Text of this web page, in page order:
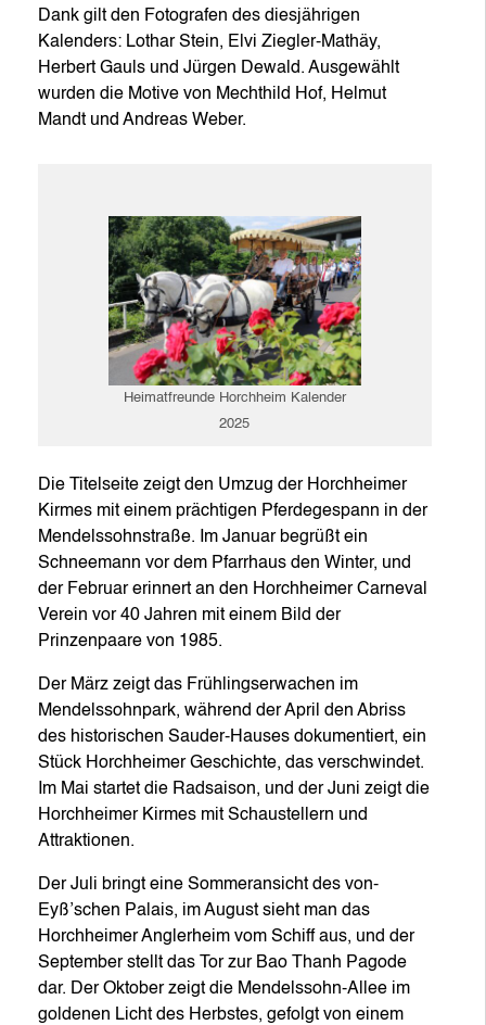
Dank gilt den Fotografen des diesjährigen
Kalenders: Lothar Stein, Elvi Ziegler-Mathäy,
Herbert Gauls und Jürgen Dewald. Ausgewählt
wurden die Motive von Mechthild Hof, Helmut
Mandt und Andreas Weber.
Heimatfreunde Horchheim Kalender
2025
Die Titelseite zeigt den Umzug der Horchheimer
Kirmes mit einem prächtigen Pferdegespann in der
Mendelssohnstraße. Im Januar begrüßt ein
Schneemann vor dem Pfarrhaus den Winter, und
der Februar erinnert an den Horchheimer Carneval
Verein vor 40 Jahren mit einem Bild der
Prinzenpaare von 1985.
Der März zeigt das Frühlingserwachen im
Mendelssohnpark, während der April den Abriss
des historischen Sauder-Hauses dokumentiert, ein
Stück Horchheimer Geschichte, das verschwindet.
Im Mai startet die Radsaison, und der Juni zeigt die
Horchheimer Kirmes mit Schaustellern und
Attraktionen.
Der Juli bringt eine Sommeransicht des von-
Eyß’schen Palais, im August sieht man das
Horchheimer Anglerheim vom Schiff aus, und der
September stellt das Tor zur Bao Thanh Pagode
dar. Der Oktober zeigt die Mendelssohn-Allee im
goldenen Licht des Herbstes, gefolgt von einem